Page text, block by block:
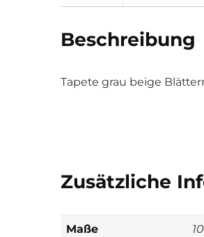
Beschreibung
Tapete grau beige
Zusätzliche
Maße